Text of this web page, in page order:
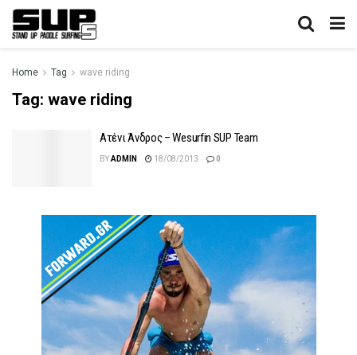
Home Tag wave riding
Tag: wave riding
Aτένι Άνδρος – Wesurfin SUP Team
BYADMIN 18/08/2013 0